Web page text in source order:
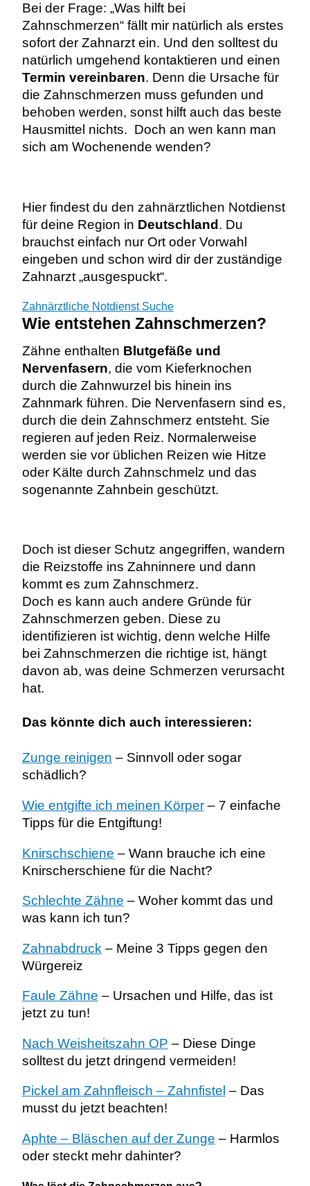
Bei der Frage: „Was hilft bei
Zahnschmerzen“ fällt mir natürlich als erstes
sofort der Zahnarzt ein. Und den solltest du
natürlich umgehend kontaktieren und einen
Termin vereinbaren. Denn die Ursache für
die Zahnschmerzen muss gefunden und
behoben werden, sonst hilft auch das beste
Hausmittel nichts. Doch an wen kann man
sich am Wochenende wenden?
Hier findest du den zahnärztlichen Notdienst
für deine Region in Deutschland. Du
brauchst einfach nur Ort oder Vorwahl
eingeben und schon wird dir der zuständige
Zahnarzt „ausgespuckt“.
Zahnärztliche Notdienst Suche
Wie entstehen Zahnschmerzen?
Zähne enthalten Blutgefäße und
Nervenfasern, die vom Kieferknochen
durch die Zahnwurzel bis hinein ins
Zahnmark führen. Die Nervenfasern sind es,
durch die dein Zahnschmerz entsteht. Sie
regieren auf jeden Reiz. Normalerweise
werden sie vor üblichen Reizen wie Hitze
oder Kälte durch Zahnschmelz und das
sogenannte Zahnbein geschützt.
Doch ist dieser Schutz angegriffen, wandern
die Reizstoffe ins Zahninnere und dann
kommt es zum Zahnschmerz.
Doch es kann auch andere Gründe für
Zahnschmerzen geben. Diese zu
identifizieren ist wichtig, denn welche Hilfe
bei Zahnschmerzen die richtige ist, hängt
davon ab, was deine Schmerzen verursacht
hat.
Das könnte dich auch interessieren:
Zunge reinigen – Sinnvoll oder sogar
schädlich?
Wie entgifte ich meinen Körper– 7 einfache
Tipps für die Entgiftung!
Knirschschiene – Wann brauche ich eine
Knirscherschiene für die Nacht?
Schlechte Zähne – Woher kommt das und
was kann ich tun?
Zahnabdruck – Meine 3 Tipps gegen den
Würgereiz
Faule Zähne – Ursachen und Hilfe, das ist
jetzt zu tun!
Nach Weisheitszahn OP – Diese Dinge
solltest du jetzt dringend vermeiden!
Pickel am Zahnfleisch – Zahnfistel – Das
musst du jetzt beachten!
Aphte – Bläschen auf der Zunge – Harmlos
oder steckt mehr dahinter?